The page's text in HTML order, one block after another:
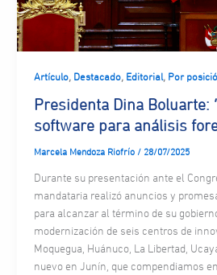
Artículo, Destacado, Editorial, Por
Presidenta Dina Boluarte:
software para análisis
Marcela Mendoza Riofrío / 28/07/2025
Durante su presentación ante el
mandataria realizó anuncios y
para alcanzar al término de su
modernización de seis centros de
Moquegua, Huánuco, La Libertad,
nuevo en Junín, que compendiamos